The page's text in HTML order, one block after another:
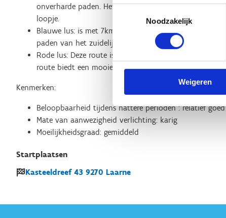
Noodzakelijk
Weigeren
onverharde paden. Het is een relatief gemakkelijke
loopje.
Blauwe lus: is met 7km iets langer en brengt je naar
paden van het zuidelijk deel van Laarne.
Rode lus: Deze route is 9,9 km lang en bestaat voor
route biedt een mooie, natuurlijke en veilige
Kenmerken:
Beloopbaarheid tijdens nattere perioden : relatief
Mate van aanwezigheid verlichting: karig
Moeilijkheidsgraad: gemiddeld
Startplaatsen
Kasteeldreef 43 9270 Laarne